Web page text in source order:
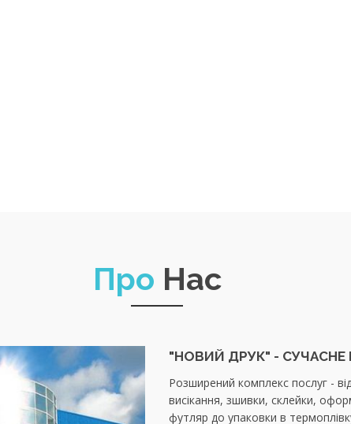
Про Нас
"НОВИЙ ДРУК" - СУЧАСНЕ
Розширений комплекс послуг -
висікання, зшивки, склейки,
футляр до упаковки в